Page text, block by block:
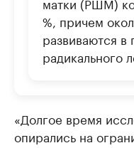
%, причем
развиваются в
радикального
«Долгое время
опирались на